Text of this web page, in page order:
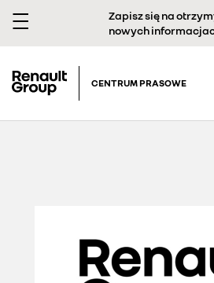
Zapisz się na
nowych
CENTRUM PRASOWE